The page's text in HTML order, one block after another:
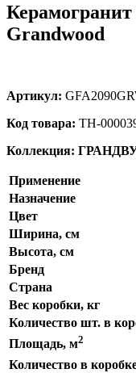
Grandwood
Артикул:
Код товара: ТН-
Коллекция:
Применение
Назначение
Цвет
Ширина, см
Высота, см
Бренд
Страна
Вес коробки, кг
Количество шт. в
Площадь, м2
Количество в